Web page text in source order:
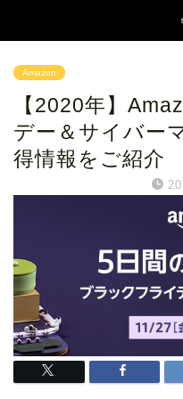
Amazon
【2020年】
デー＆サイバー
得情報をご紹介